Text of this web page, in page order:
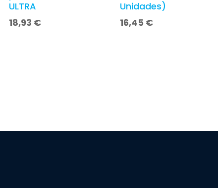
ULTRA
18,93 €
Unidades)
16,45 €